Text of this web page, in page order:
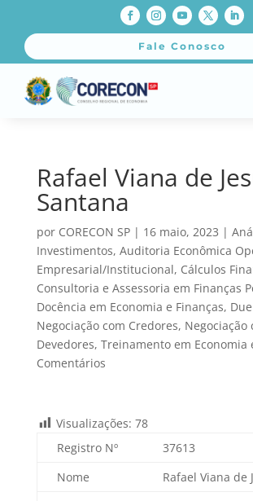
Fale Conosco
Rafael Viana de
Santana
por CORECON SP| 16 maio, 2023 |
Investimentos, Auditoria Econômica
Empresarial/Institucional, Cálculos
Consultoria e Assessoria em Finanças
Docência em Economia e Finanças,
Negociação com Credores, Negociação
Devedores, Treinamento em Economia
Comentários
Visualizações: 78
Registro Nº
37613
Nome
Rafael Viana de